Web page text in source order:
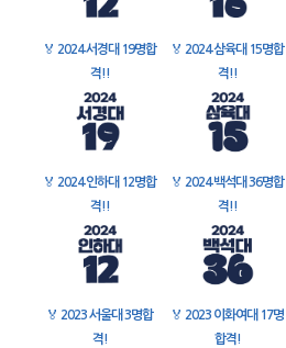
🏅 2024 서경대 19명합
격!!
🏅 2024 삼육대 15명합
격!!
🏅 2024 인하대 12명합
격!!
🏅 2024 백석대 36명합
격!!
🏅 2023 서울대 3명합
격!
🏅 2023 이화여대 17명
합격!